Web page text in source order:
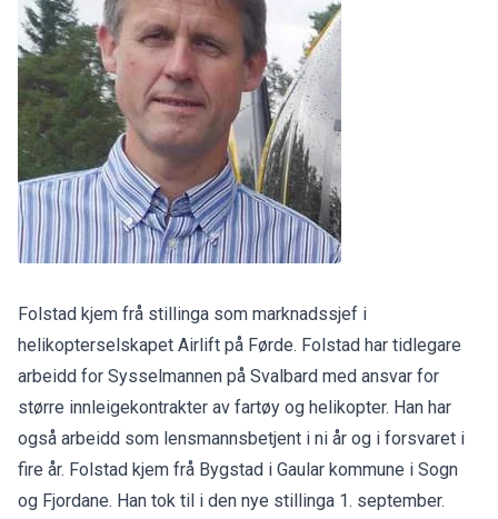
Folstad kjem frå stillinga som marknadssjef i
helikopterselskapet Airlift på Førde. Folstad har tidlegare
arbeidd for Sysselmannen på Svalbard med ansvar for
større innleigekontrakter av fartøy og helikopter. Han har
også arbeidd som lensmannsbetjent i ni år og i forsvaret i
fire år. Folstad kjem frå Bygstad i Gaular kommune i Sogn
og Fjordane. Han tok til i den nye stillinga 1. september.